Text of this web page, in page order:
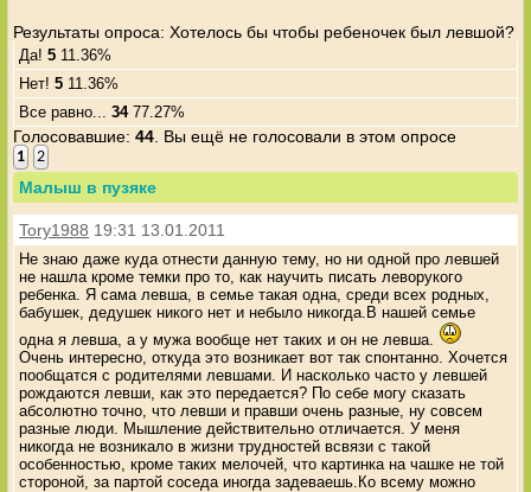
Результаты опроса: Хотелось бы чтобы ребеночек был левшой?
Да!5 11.36%
Нет!5 11.36%
Все равно...34 77.27%
Голосовавшие:44 . Вы ещё не голосовали в этом опросе
1 2
Малыш в пузяке
Tory1988 19:31 13.01.2011
Не знаю даже куда отнести данную тему, но ни одной про левшей
не нашла кроме темки про то, как научить писать леворукого
ребенка. Я сама левша, в семье такая одна, среди всех родных,
бабушек, дедушек никого нет и небыло никогда.В нашей семье
одна я левша, а у мужа вообще нет таких и он не левша.
Очень интересно, откуда это возникает вот так спонтанно. Хочется
пообщатся с родителями левшами. И насколько часто у левшей
рождаются левши, как это передается? По себе могу сказать
абсолютно точно, что левши и правши очень разные, ну совсем
разные люди. Мышление действительно отличается. У меня
никогда не возникало в жизни трудностей всвязи с такой
особенностью, кроме таких мелочей, что картинка на чашке не той
стороной, за партой соседа иногда задеваешь.Ко всему можно